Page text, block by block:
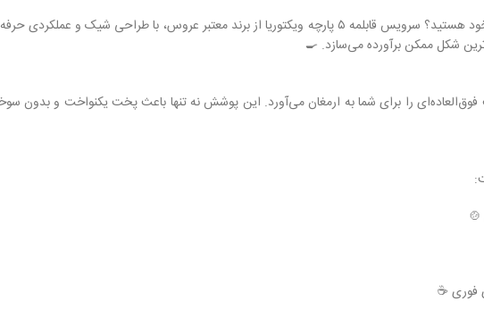
آماده ایجاد طعم‌هایی بی‌نظیر و ماندگار در زندگی مشترک خود هستید؟ سرویس قابلمه ۵ پارچه
شکل ممکن برآورده می‌سازد. 🍳
را برای شما به ارمغان می‌آورد. این پوشش نه تنها باعث پخت یکنواخت و بدون
☕